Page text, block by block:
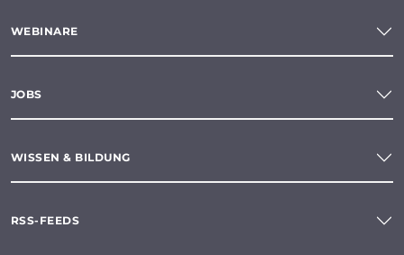
WEBINARE
JOBS
WISSEN & BILDUNG
RSS-FEEDS